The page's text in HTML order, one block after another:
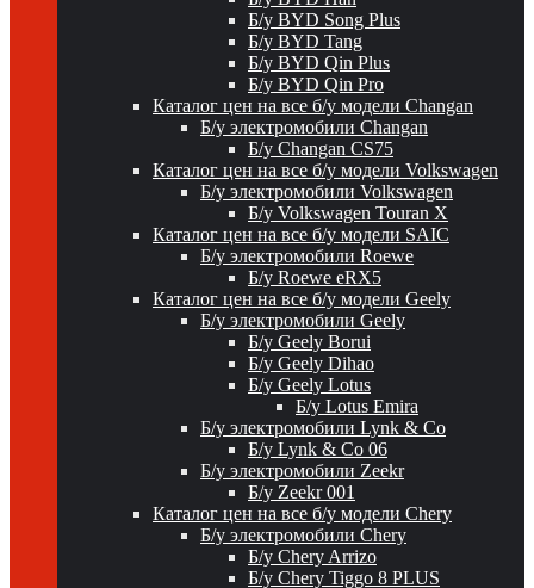
Б/у BYD Song Plus
Б/у BYD Tang
Б/у BYD Qin Plus
Б/у BYD Qin Pro
Каталог цен на все б/у модели Changan
Б/у электромобили Changan
Б/у Changan CS75
Каталог цен на все б/у модели Volkswagen
Б/у электромобили Volkswagen
Б/у Volkswagen Touran X
Каталог цен на все б/у модели SAIC
Б/у электромобили Roewe
Б/у Roewe eRX5
Каталог цен на все б/у модели Geely
Б/у электромобили Geely
Б/у Geely Borui
Б/у Geely Dihao
Б/у Geely Lotus
Б/у Lotus Emira
Б/у электромобили Lynk & Co
Б/у Lynk & Co 06
Б/у электромобили Zeekr
Б/у Zeekr 001
Каталог цен на все б/у модели Chery
Б/у электромобили Chery
Б/у Chery Arrizo
Б/у Chery Tiggo 8 PLUS